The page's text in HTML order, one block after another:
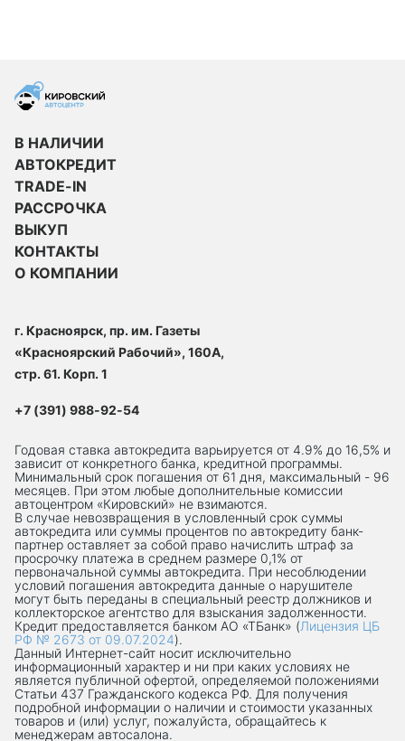
В НАЛИЧИИ
АВТОКРЕДИТ
TRADE-IN
РАССРОЧКА
ВЫКУП
КОНТАКТЫ
О КОМПАНИИ
г. Красноярск, пр. им. Газеты
«Красноярский Рабочий», 160А,
стр. 61. Корп. 1
+7 (391) 988-92-54
Годовая ставка автокредита варьируется от 4.9% до 16,5% и
зависит от конкретного банка, кредитной программы.
Минимальный срок погашения от 61 дня, максимальный - 96
месяцев. При этом любые дополнительные комиссии
автоцентром «Кировский» не взимаются.
В случае невозвращения в условленный срок суммы
автокредита или суммы процентов по автокредиту банк-
партнер оставляет за собой право начислить штраф за
просрочку платежа в среднем размере 0,1% от
первоначальной суммы автокредита. При несоблюдении
условий погашения автокредита данные о нарушителе
могут быть переданы в специальный реестр должников и
коллекторское агентство для взыскания задолженности.
Кредит предоставляется банком АО «ТБанк» (Лицензия ЦБ
РФ № 2673 от 09.07.2024).
Данный Интернет-сaйт носит исключительно
информационный характер и ни при каких условиях не
является публичной офертой, определяемой положениями
Статьи 437 Гражданского кодекса РФ. Для получения
подробной информации о наличии и стоимости указанных
товаров и (или) услуг, пожалуйста, обращайтесь к
менеджерам автосалона.